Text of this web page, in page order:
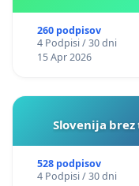
260 podpisov
4 Podpisi / 30 dni
15 Apr 2026
Slovenija
528 podpisov
4 Podpisi / 30 dni